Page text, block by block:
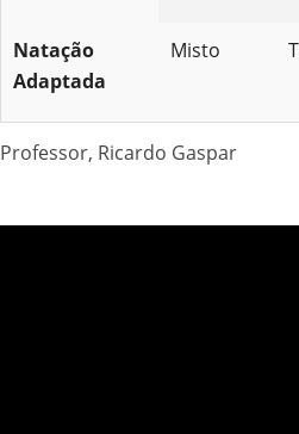
Natação
Adaptada
Misto
Professor, Ricardo Gaspar